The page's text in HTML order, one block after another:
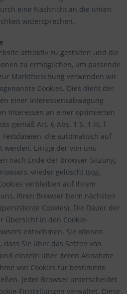
eine Nachricht an die unten
widersprechen.
attraktiv zu gestalten und die
zu ermöglichen, um passende
Marktforschung verwenden wir
Cookies. Dies dient der
einer Interessensabwägung
Interessen an einer optimierten
gemäß Art. 6 Abs. 1 S. 1 lit. f
Textdateien, die automatisch auf
werden. Einige der von uns
nach Ende der Browser-Sitzung,
wieder gelöscht (sog.
verbleiben auf Ihrem
Ihren Browser beim nächsten
Cookies). Die Dauer der
Übersicht in den Cookie-
entnehmen. Sie können
Sie über das Setzen von
einzeln über deren Annahme
von Cookies für bestimmte
Jeder Browser unterscheidet
Einstellungen verwaltet. Diese